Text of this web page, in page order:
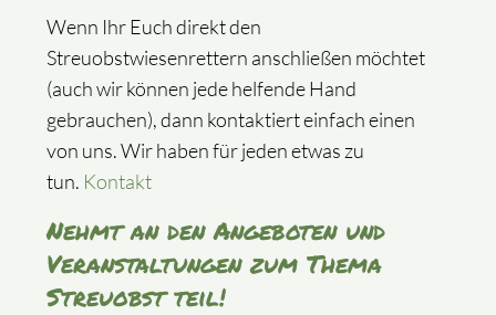
Wenn Ihr Euch direkt den
Streuobstwiesenrettern anschließen möchtet
(auch wir können jede helfende Hand
gebrauchen), dann kontaktiert einfach einen
von uns. Wir haben für jeden etwas zu
tun. Kontakt
Nehmt an den Angeboten und
Veranstaltungen zum Thema
Streuobst teil!